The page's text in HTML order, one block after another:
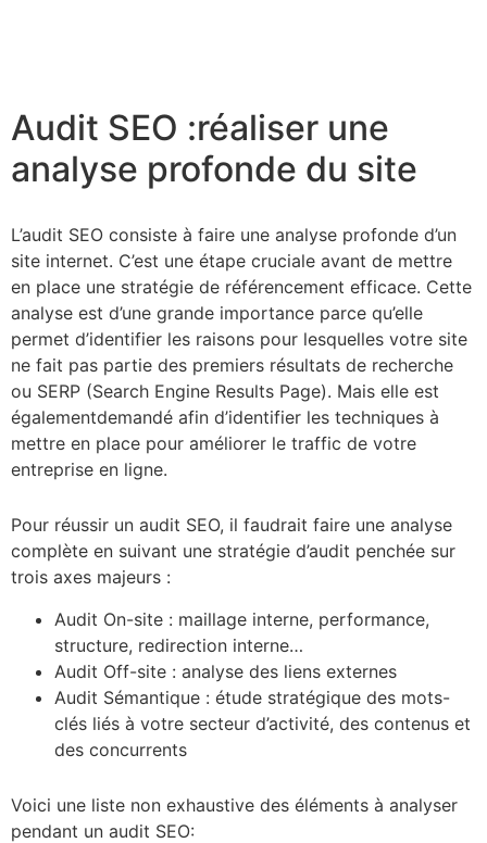
Audit SEO :réaliser une
analyse profonde du site
L’audit SEO consiste à faire une analyse profonde d’un
site internet. C’est une étape cruciale avant de mettre
en place une stratégie de référencement efficace. Cette
analyse est d’une grande importance parce qu’elle
permet d’identifier les raisons pour lesquelles votre site
ne fait pas partie des premiers résultats de recherche
ou SERP (Search Engine Results Page). Mais elle est
égalementdemandé afin d’identifier les techniques à
mettre en place pour améliorer le traffic de votre
entreprise en ligne.
Pour réussir un audit SEO, il faudrait faire une analyse
complète en suivant une stratégie d’audit penchée sur
trois axes majeurs :
Audit On-site : maillage interne, performance,
structure, redirection interne…
Audit Off-site : analyse des liens externes
Audit Sémantique : étude stratégique des mots-
clés liés à votre secteur d’activité, des contenus et
des concurrents
Voici une liste non exhaustive des éléments à analyser
pendant un audit SEO: